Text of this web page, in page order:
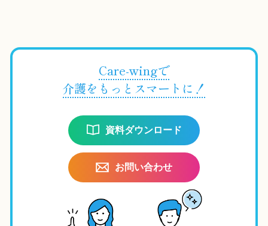
Care-wingで
介護をもっとスマートに！
資料ダウンロード
お問い合わせ